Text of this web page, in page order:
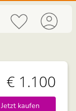
€ 1.100
Jetzt kaufen